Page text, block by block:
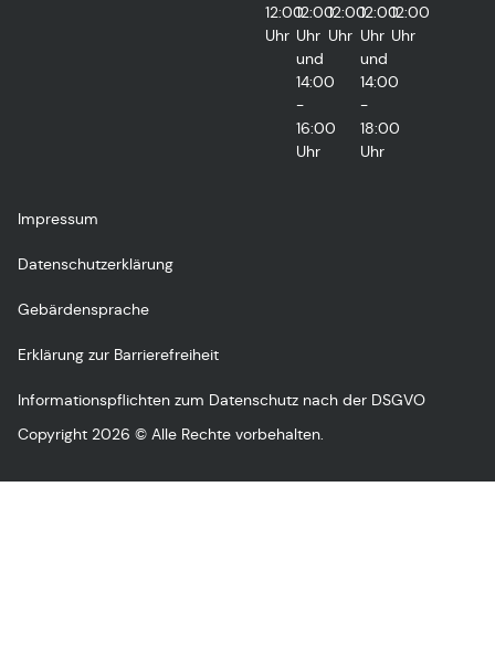
12:00
Uhr
12:00
Uhr
und
14:00
-
16:00
Uhr
12:00
Uhr
12:00
Uhr
und
14:00
-
18:00
Uhr
12:00
Uhr
Impressum
Datenschutzerklärung
Gebärdensprache
Erklärung zur Barrierefreiheit
Informationspflichten zum Datenschutz nach der DSGVO
Copyright 2026 © Alle Rechte vorbehalten.